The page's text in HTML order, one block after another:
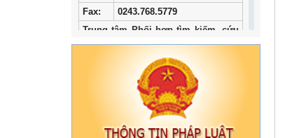
Fax:
0243.768.5779
Trung tâm Phối hợp tìm kiếm, cứu
34/33 Ngô Quyền, phường
Ngô Quyền, thành phố Hải
Phòng
02253.759.508 (24/24h)
02253.759.507